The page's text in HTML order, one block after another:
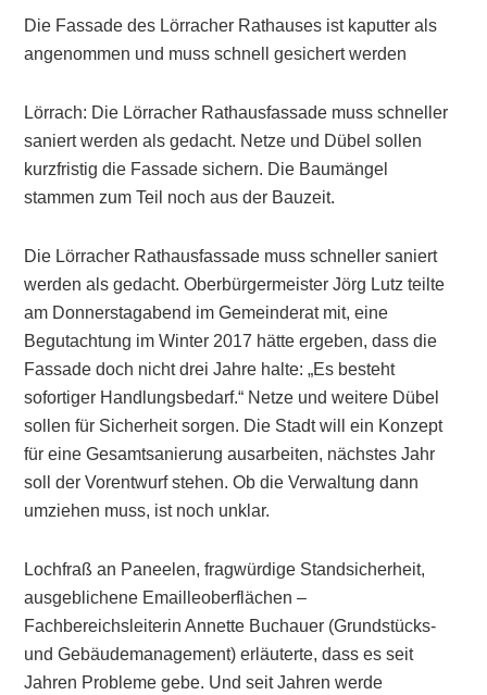
Die Fassade des Lörracher Rathauses ist kaputter als
angenommen und muss schnell gesichert werden
Lörrach: Die Lörracher Rathausfassade muss schneller
saniert werden als gedacht. Netze und Dübel sollen
kurzfristig die Fassade sichern. Die Baumängel
stammen zum Teil noch aus der Bauzeit.
Die Lörracher Rathausfassade muss schneller saniert
werden als gedacht. Oberbürgermeister Jörg Lutz teilte
am Donnerstagabend im Gemeinderat mit, eine
Begutachtung im Winter 2017 hätte ergeben, dass die
Fassade doch nicht drei Jahre halte: „Es besteht
sofortiger Handlungsbedarf.“ Netze und weitere Dübel
sollen für Sicherheit sorgen. Die Stadt will ein Konzept
für eine Gesamtsanierung ausarbeiten, nächstes Jahr
soll der Vorentwurf stehen. Ob die Verwaltung dann
umziehen muss, ist noch unklar.
Lochfraß an Paneelen, fragwürdige Standsicherheit,
ausgeblichene Emailleoberflächen –
Fachbereichsleiterin Annette Buchauer (Grundstücks-
und Gebäudemanagement) erläuterte, dass es seit
Jahren Probleme gebe. Und seit Jahren werde